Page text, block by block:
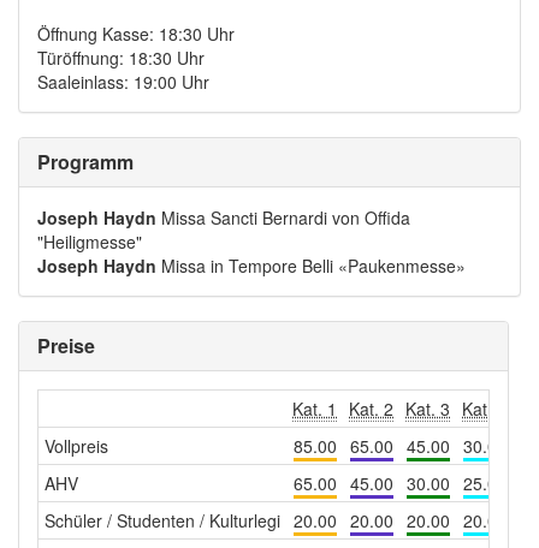
Öffnung Kasse: 18:30 Uhr
Türöffnung: 18:30 Uhr
Saaleinlass: 19:00 Uhr
Programm
Joseph Haydn Missa Sancti Bernardi von Oﬃda
"Heiligmesse"
Joseph Haydn Missa in Tempore Belli «Paukenmesse»
Preise
Kat. 1 Kat. 2 Kat. 3 Kat. 4
Vollpreis
85.00 65.00 45.00 30.00
AHV
65.00 45.00 30.00 25.00
Schüler / Studenten / Kulturlegi 20.00 20.00 20.00 20.00